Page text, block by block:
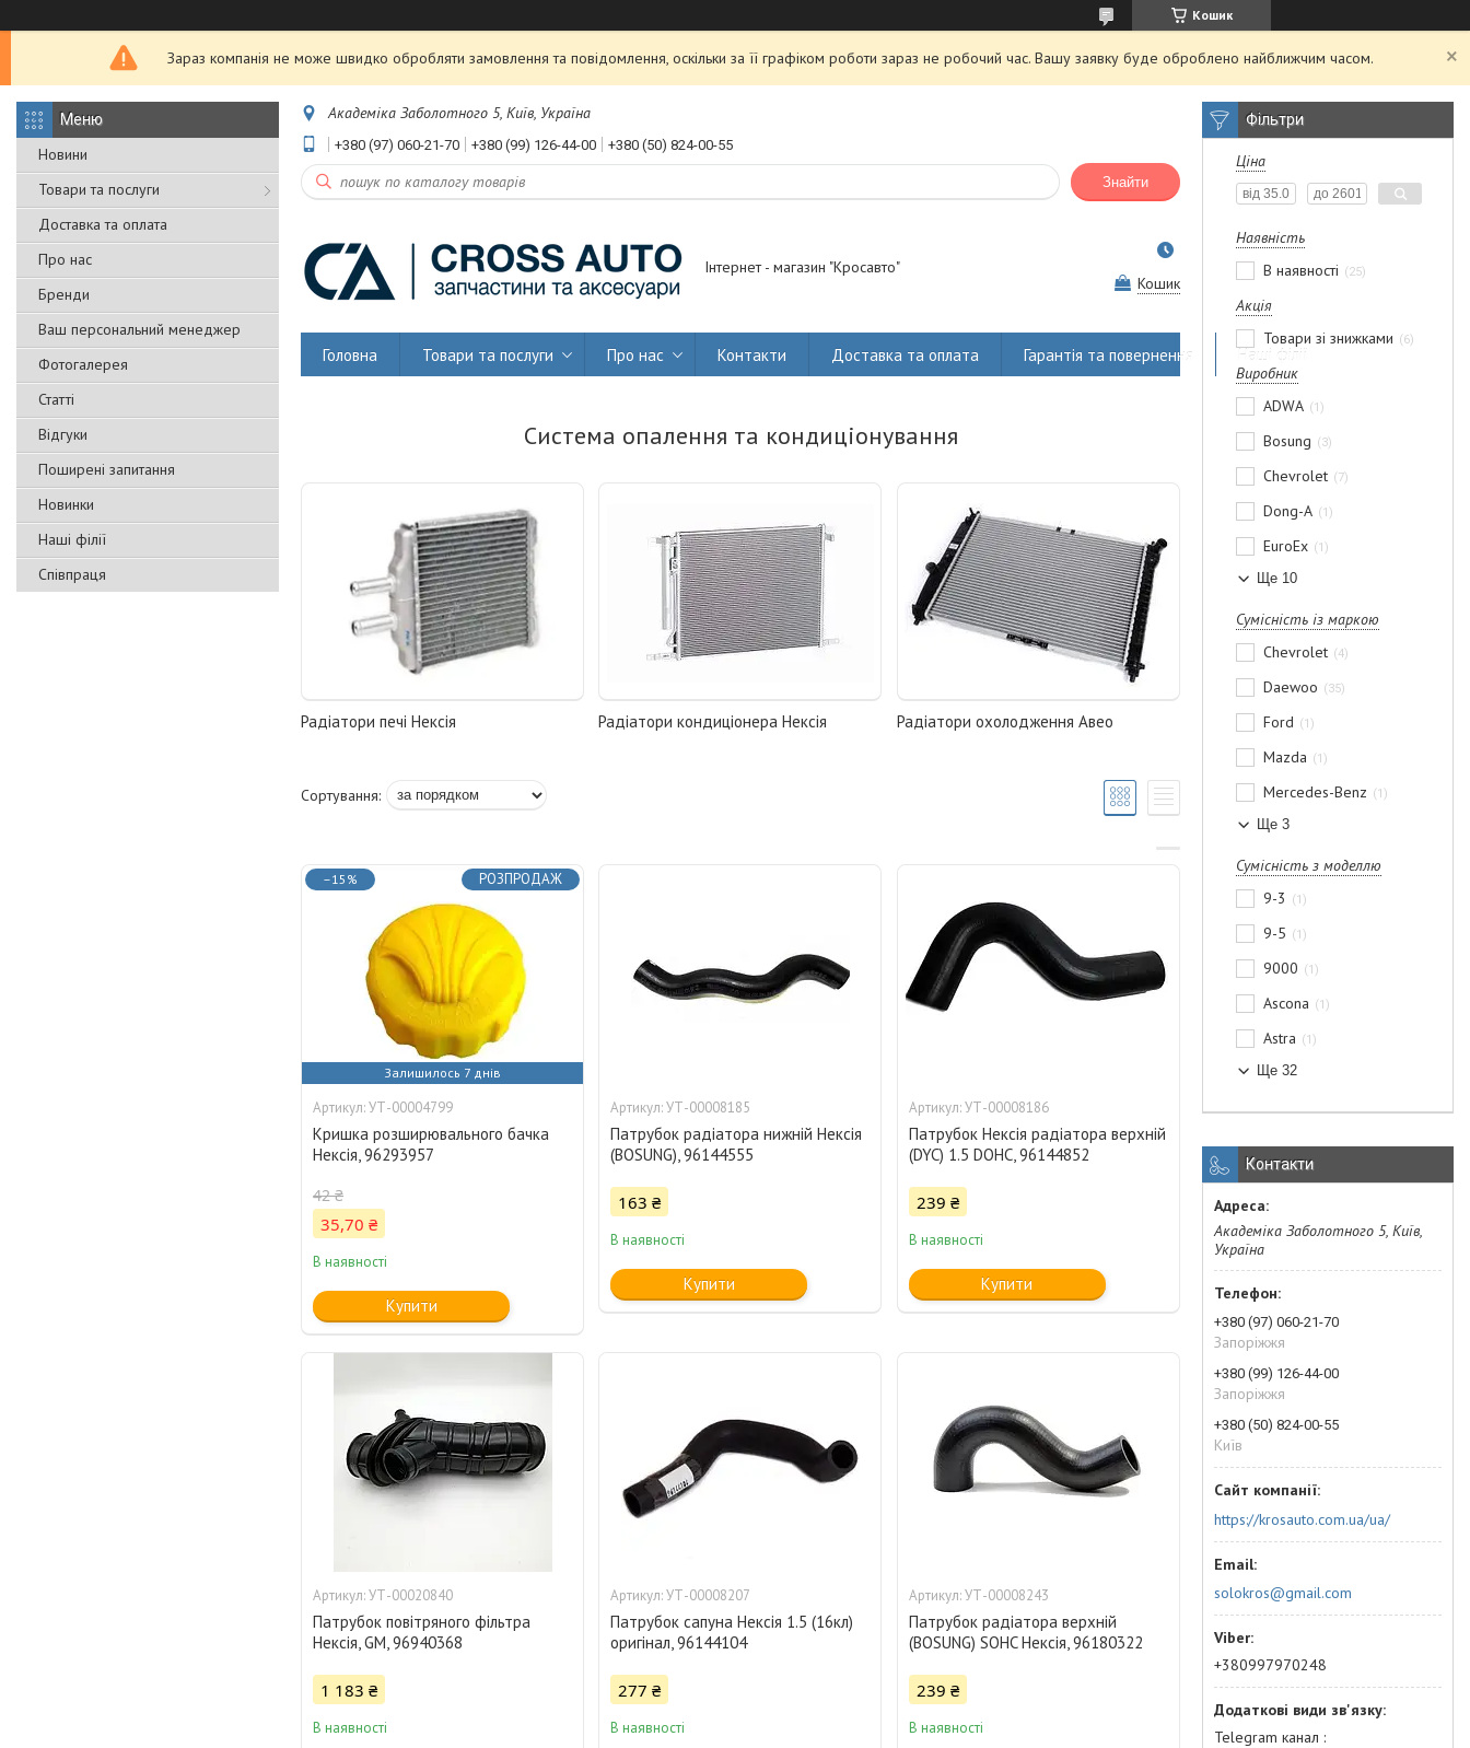
Кошик
Зараз компанія не може швидко обробляти замовлення та повідомлення, оскільки за її графіком роботи зараз не робочий час. Вашу заявку буде оброблено найближчим часом.
Новини
Товари та послуги
Доставка та оплата
Про нас
Бренди
Ваш персональний менеджер
Фотогалерея
Статті
Відгуки
Поширені запитання
Новинки
Наші філії
Співпраця
Академіка Заболотного 5, Київ, Україна
+380 (97) 060-21-70 +380 (99) 126-44-00 +380 (50) 824-00-55
Знайти
Інтернет - магазин "Кросавто"
Кошик
Головна Товари та послуги Про нас Контакти Доставка та оплата Гарантія та повернення Наші філії
Система опалення та кондиціонування
Радіатори печі Нексія Радіатори кондиціонера Нексія Радіатори охолодження Авео
–15%
Залишилось 7 днів
РОЗПРОДАЖ
УТ-00004799
Кришка розширювального бачка
Нексія, 96293957
42 ₴
35,70 ₴
В наявності
Купити
УТ-00008185
Патрубок радіатора нижній Нексія
(BOSUNG), 96144555
163 ₴
В наявності
Купити
УТ-00008186
Патрубок Нексія радіатора верхній
(DYC) 1.5 DOHC, 96144852
239 ₴
В наявності
Купити
УТ-00020840
Патрубок повітряного фільтра
Нексія, GM, 96940368
1 183 ₴
В наявності
УТ-00008207
Патрубок сапуна Нексія 1.5 (16кл)
оригінал, 96144104
277 ₴
В наявності
УТ-00008243
Патрубок радіатора верхній
(BOSUNG) SOHC Нексія, 96180322
239 ₴
В наявності
Фільтри
Ціна
Наявність
В наявності
25
Акція
Товари зі знижками
6
Виробник
ADWA
1
Bosung 3
Chevrolet 7
Dong-A 1
EuroEx 1
Ще 10
Сумісність із маркою
Chevrolet
4
Daewoo 35
Ford 1
Mazda 1
Mercedes-Benz 1
Ще 3
Сумісність з моделлю
9-3
1
9-5 1
9000 1
Ascona 1
Astra 1
Ще 32
Контакти
Академіка Заболотного 5, Київ,
Україна
+380 (97) 060-21-70
Запоріжжя
+380 (99) 126-44-00
Запоріжжя
+380 (50) 824-00-55
Київ
https://krosauto.com.ua/ua/
solokros@gmail.com
+380997970248
Telegram канал